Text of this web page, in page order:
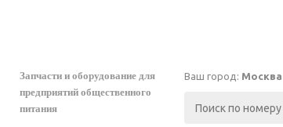
Запчасти и оборудование для
предприятий общественного
питания
Ваш город: Москва